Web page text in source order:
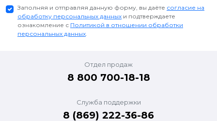
Заполняя и отправляя данную форму, вы даёте согласие на
обработку персональных данных и подтверждаете
ознакомление с Политикой в отношении обработки
персональных данных
Отдел продаж
8 800 700-18-18
Служба поддержки
8 (869) 222-36-86